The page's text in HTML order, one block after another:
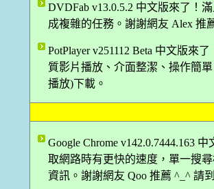
DVDFab v13.0.5.2 中文版來了！
成複雜的任務。謝謝網友 Alex 推
PotPlayer v251112 Beta 中文版來
質影片播放、介面整潔、操作簡
播放)下載。
Google Chrome v142.0.7444.163
取網路時有更快的速度，單一搜
資訊。謝謝網友 Qoo 推薦 ^_^ 請